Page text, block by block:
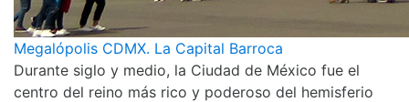
Megalópolis CDMX. La Capital Barroca
Durante siglo y medio, la Ciudad de México fue el
centro del reino más rico y poderoso del hemisferio